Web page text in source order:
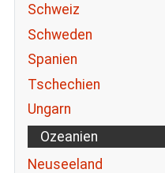
Schweiz
Schweden
Spanien
Tschechien
Ungarn
Ozeanien
Neuseeland